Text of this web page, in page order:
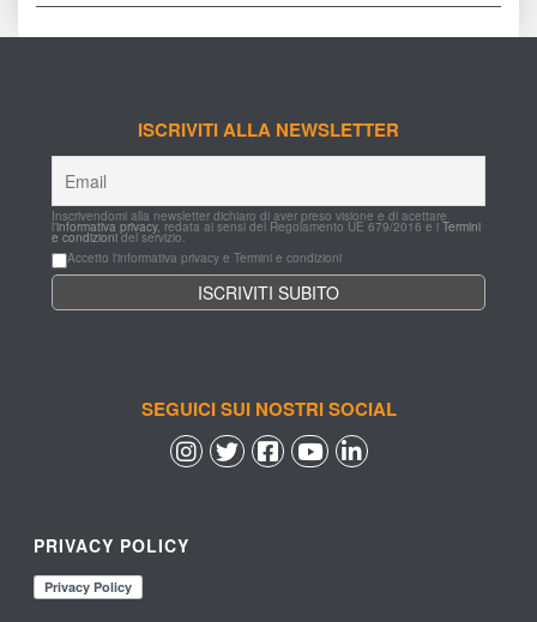
ISCRIVITI ALLA NEWSLETTER
Inscrivendomi alla newsletter dichiaro di aver preso visione e di acettare
l'informativa privacy, redata ai sensi del Regolamento UE 679/2016 e i Termini
e condizioni del servizio.
Accetto l'informativa privacy e Termini e condizioni
SEGUICI SUI NOSTRI SOCIAL
PRIVACY POLICY